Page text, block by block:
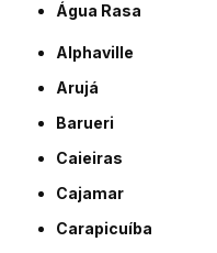
Água Rasa
Alphaville
Arujá
Barueri
Caieiras
Cajamar
Carapicuíba